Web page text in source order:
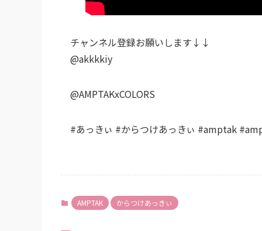
チャンネル登録お願いします↓↓
@akkkkiy
@AMPTAKxCOLORS
#あっきぃ #からつけあっきぃ #amptak
AMPTAK からつけあっきぃ